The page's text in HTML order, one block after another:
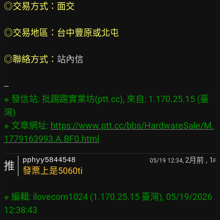
◎交易方式：面交
◎交易地區：台中豐原或北屯
◎聯絡方式： 站內信
※ 發信站: 批踢踢實業坊(ptt.cc), 來自: 1.170.25.15 (臺
灣)
※ 文章網址: https://www.ptt.cc/bbs/HardwareSale/M.
1779163993.A.BF0.html
推 pphyy5844548 05/19 12:34, 2月前 , 1 F
發票上是5060ti
※ 編輯: ilovecom1024 (1.170.25.15 臺灣), 05/19/2026